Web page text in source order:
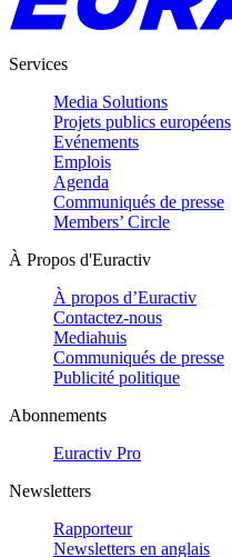
Services
Media Solutions
Projets publics européens
Evénements
Emplois
Agenda
Communiqués de presse
Members’ Circle
À Propos d'Euractiv
À propos d’Euractiv
Contactez-nous
Mediahuis
Communiqués de presse
Publicité politique
Abonnements
Euractiv Pro
Newsletters
Rapporteur
Newsletters en anglais